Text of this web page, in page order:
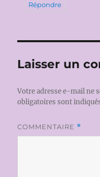
Répondre
Laisser un
Votre adresse e-mail ne
obligatoires sont
COMMENTAIRE *